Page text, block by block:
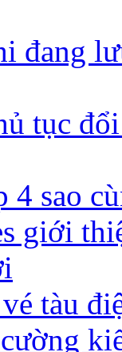
đang
tục
4 sao
giới
tàu